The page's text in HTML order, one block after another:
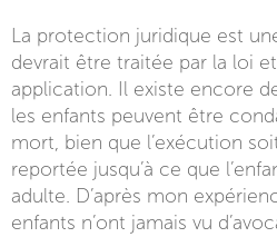
La protection juridique est
devrait être traitée par la loi
application. Il existe encore
les enfants peuvent être
mort, bien que l’exécution
reportée jusqu’à ce que
adulte. D’après mon
enfants n’ont jamais vu